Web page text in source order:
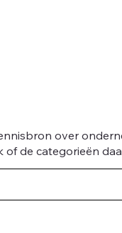
over
of de categorieën